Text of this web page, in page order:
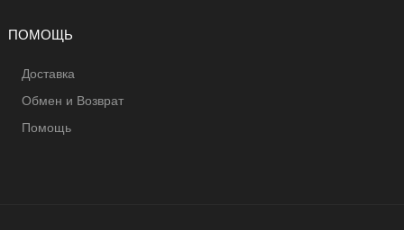
ПОМОЩЬ
Доставка
Обмен и Возврат
Помощь